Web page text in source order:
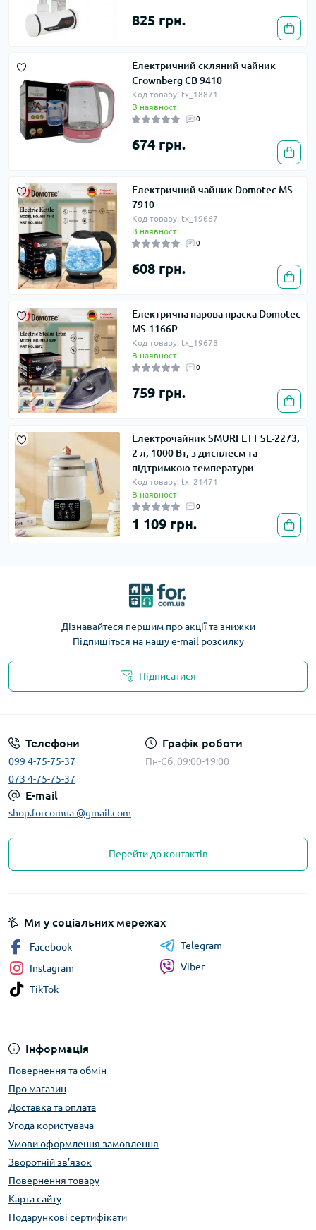
825 грн.
Електричний скляний чайник
Crownberg CB 9410
Код товару: tx_18871
В наявності
0
674 грн.
Електричний чайник Domotec MS-
7910
Код товару: tx_19667
В наявності
0
608 грн.
Електрична парова праска Domotec
MS-1166P
Код товару: tx_19678
В наявності
0
759 грн.
Електрочайник SMURFETT SE-2273,
2 л, 1000 Вт, з дисплеєм та
підтримкою температури
Код товару: tx_21471
В наявності
0
1 109 грн.
Дізнавайтеся першим про акції та знижки
Підпишіться на нашу e-mail розсилку
Підписатися
Телефони
099 4-75-75-37
073 4-75-75-37
Графік роботи
Пн-Сб, 09:00-19:00
E-mail
shop.forcomua @gmail.com
Перейти до контактів
Інформація
Повернення та обмін
Про магазин
Доставка та оплата
Угода користувача
Умови оформлення замовлення
Зворотній зв’язок
Повернення товару
Карта сайту
Подарункові сертифікати
Ми у соціальних мережах
Facebook
Instagram
TikTok
Telegram
Viber